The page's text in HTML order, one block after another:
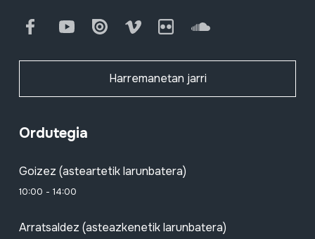
FacebookYoutube Issuu Vimeo Flickr SoundCloud
Harremanetan jarri
Ordutegia
Goizez (asteartetik larunbatera)
10:00 - 14:00
Arratsaldez (asteazkenetik larunbatera)